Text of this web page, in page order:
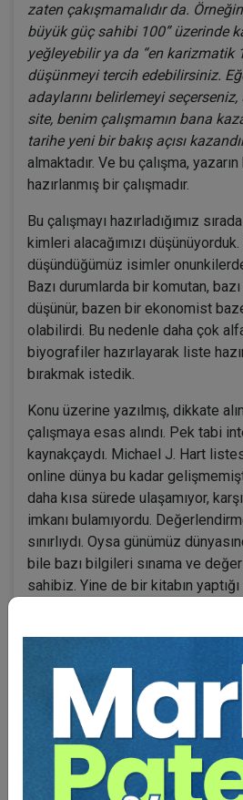
zaten çakışmamalıdır da.
büyük güç sahibi 100” üzerinde
yeğleyebilir ya da “en karizmatik
düşünmeyi tercih edebilirsiniz.
adaylarını belirlemeyi seçerseniz,
site, benim çalışmamın bana
tarihe yeni bir bakış açısı
almaktadır. Ve bu çalışma,
hazırlanmış bir çalışmadır.
Bu çalışmayı hazırladığımız
kimleri alacağımızı
düşündüğümüz isimler
Bazı durumlarda bir komutan,
düşünür, bazen bir ekonomist
olabilirdi. Bu nedenle daha çok
biyografiler hazırlayarak liste
bırakmak istedik.
Konu üzerine yazılmış, dikkate
çalışmaya esas alındı. Pek tabi
kaynakçaydı. Michael J. Hart
online dünya bu kadar
daha kısa sürede ulaşamıyor,
imkanı bulamıyordu.
sınırlıydı. Oysa günümüz
bile bazı bilgileri sınama ve
sahibiz. Yine de bir kitabın
okuyucunun tarihe mal olmuş
kendisini bulmasını sağlamaktır.
çalıştılar, tarihe, bilime ya da
oldu? Zorlukları nasıl aştılar? Aile
temel çalışma alanları dışındaki
Öğrenim ve çalışma hayatları